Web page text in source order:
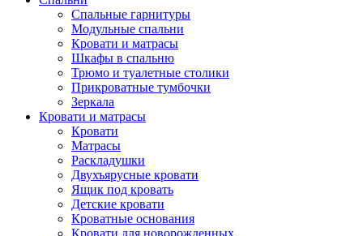
Спальные гарнитуры
Модульные спальни
Кровати и матрасы
Шкафы в спальню
Трюмо и туалетные столики
Прикроватные тумбочки
Зеркала
Кровати и матрасы
Кровати
Матрасы
Раскладушки
Двухъярусные кровати
Ящик под кровать
Детские кровати
Кроватные основания